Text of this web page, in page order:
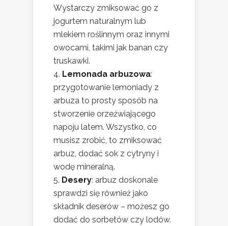
Wystarczy zmiksować go z
jogurtem naturalnym lub
mlekiem roślinnym oraz innymi
owocami, takimi jak banan czy
truskawki.
Lemonada arbuzowa:
przygotowanie lemoniady z
arbuza to prosty sposób na
stworzenie orzeźwiającego
napoju latem. Wszystko, co
musisz zrobić, to zmiksować
arbuz, dodać sok z cytryny i
wodę mineralną.
Desery: arbuz doskonale
sprawdzi się również jako
składnik deserów – możesz go
dodać do sorbetów czy lodów.